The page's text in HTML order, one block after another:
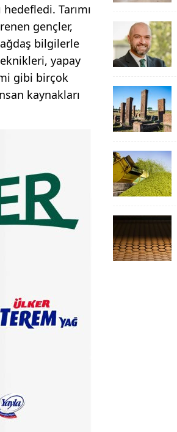
Tarımı
gençler,
bilgilerle
yapay
gibi birçok
kaynakları